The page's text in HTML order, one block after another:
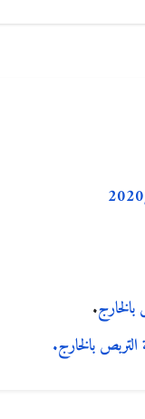
.
التربص بالخارج.